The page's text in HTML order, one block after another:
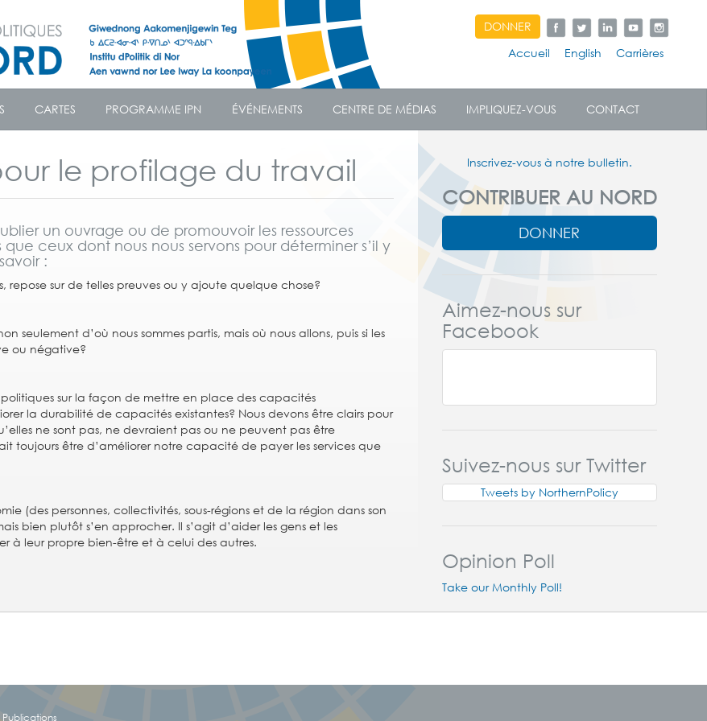
DONNER
Accueil
English Carrières
CARTES PROGRAMME IPN ÉVÉNEMENTS CENTRE DE MÉDIAS IMPLIQUEZ-VOUS CONTACT
le profilage du travail
un ouvrage ou de promouvoir les ressources
ceux dont nous nous servons pour déterminer s’il y
:
repose sur de telles preuves ou y ajoute quelque chose?
seulement d’où nous sommes partis, mais où nous allons, puis si les
ou négative?
politiques sur la façon de mettre en place des capacités
la durabilité de capacités existantes? Nous devons être clairs pour
ne sont pas, ne devraient pas ou ne peuvent pas être
toujours être d’améliorer notre capacité de payer les services que
(des personnes, collectivités, sous-régions et de la région dans son
bien plutôt s’en approcher. Il s’agit d’aider les gens et les
à leur propre bien-être et à celui des autres.
Inscrivez-vous à notre bulletin.
CONTRIBUER AU NORD
DONNER
Aimez-nous sur
Facebook
Suivez-nous sur Twitter
Tweets by NorthernPolicy
Opinion Poll
Take our Monthly Poll!
Publications